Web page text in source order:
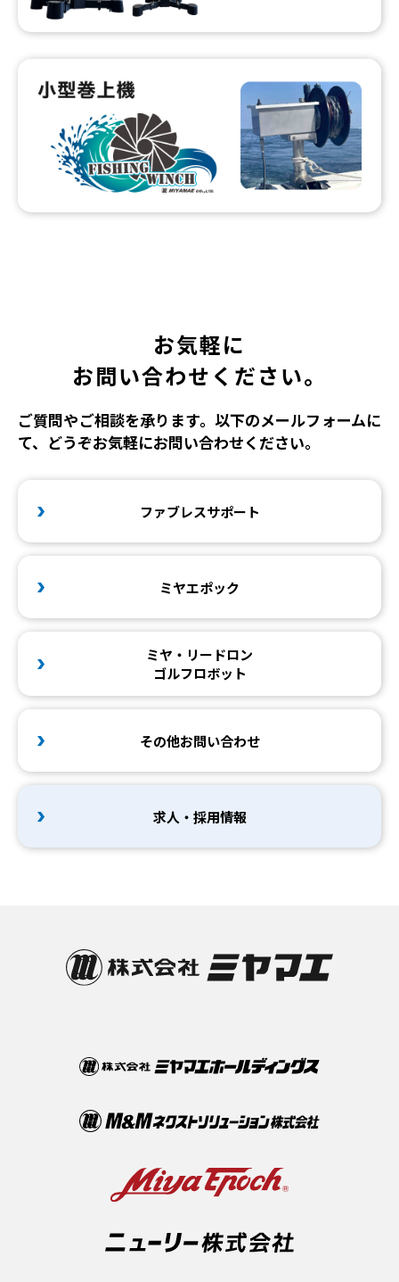
お気軽に
お問い合わせください。
ご質問やご相談を承ります。以下のメールフォームに
て、どうぞお気軽にお問い合わせください。
ファブレスサポート
ミヤエポック
ミヤ・リードロン
ゴルフロボット
その他お問い合わせ
求人・採用情報